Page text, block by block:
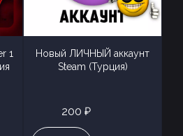
1
Новый ЛИЧНЫЙ аккаунт
Steam (Турция)
200 ₽